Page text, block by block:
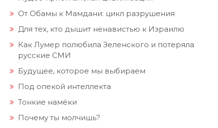
От Обамы к Мамдани: цикл разрушения
Для тех, кто дышит ненавистью к Израилю
Как Лумер полюбила Зеленского и потеряла
русские СМИ
Будущее, которое мы выбираем
Под опекой интеллекта
Тонкие намёки
Почему ты молчишь?